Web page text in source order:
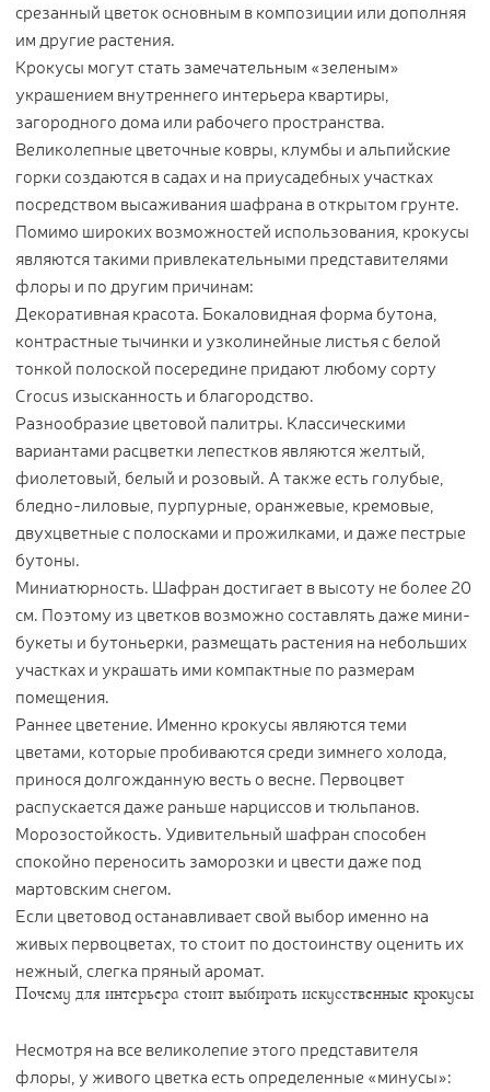
О Treez
Доставка и оплата
Вопросы и ответы
Контакты
Новости
Статьи
СМИ о нас
срезанный цветок основным в композиции или дополняя
им другие растения.
Крокусы могут стать замечательным «зеленым»
украшением внутреннего интерьера квартиры,
загородного дома или рабочего пространства.
Великолепные цветочные ковры, клумбы и альпийские
горки создаются в садах и на приусадебных участках
посредством высаживания шафрана в открытом грунте.
Помимо широких возможностей использования, крокусы
являются такими привлекательными представителями
флоры и по другим причинам:
Декоративная красота. Бокаловидная форма бутона,
контрастные тычинки и узколинейные листья с белой
тонкой полоской посередине придают любому сорту
Crocus изысканность и благородство.
Разнообразие цветовой палитры. Классическими
вариантами расцветки лепестков являются желтый,
фиолетовый, белый и розовый. А также есть голубые,
бледно-лиловые, пурпурные, оранжевые, кремовые,
двухцветные с полосками и прожилками, и даже пестрые
бутоны.
Миниатюрность. Шафран достигает в высоту не более 20
см. Поэтому из цветков возможно составлять даже мини-
букеты и бутоньерки, размещать растения на небольших
участках и украшать ими компактные по размерам
помещения.
Раннее цветение. Именно крокусы являются теми
цветами, которые пробиваются среди зимнего холода,
принося долгожданную весть о весне. Первоцвет
распускается даже раньше нарциссов и тюльпанов.
Морозостойкость. Удивительный шафран способен
спокойно переносить заморозки и цвести даже под
мартовским снегом.
Если цветовод останавливает свой выбор именно на
живых первоцветах, то стоит по достоинству оценить их
нежный, слегка пряный аромат.
Почему для интерьера стоит выбирать искусственные крокусы
Несмотря на все великолепие этого представителя
флоры, у живого цветка есть определенные «минусы»: